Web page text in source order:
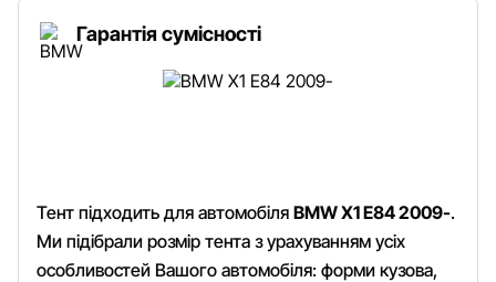
Гарантія сумісності
Тент підходить для автомобіля BMW X1 E84 2009-.
Ми підібрали розмір тента з урахуванням усіх
особливостей Вашого автомобіля: форми кузова,